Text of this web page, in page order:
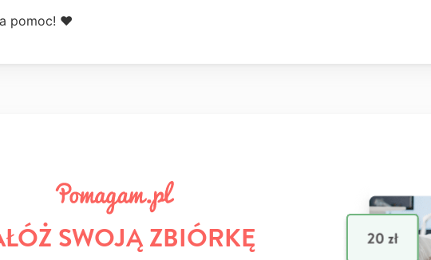
pomoc! ❤️
SWOJĄ ZBIÓRKĘ